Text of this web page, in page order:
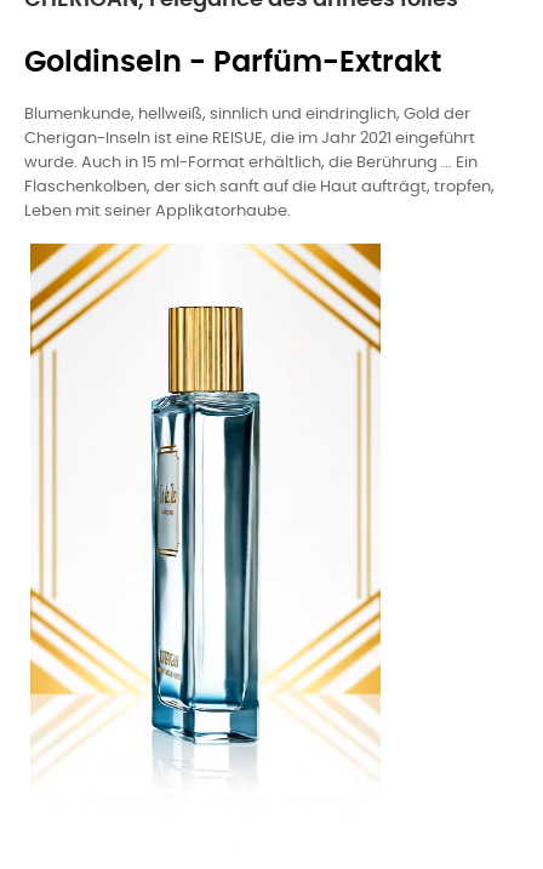
Goldinseln - Parfüm-Extrakt
Blumenkunde, hellweiß, sinnlich und eindringlich, Gold der
Cherigan-Inseln ist eine REISUE, die im Jahr 2021 eingeführt
wurde. Auch in 15 ml-Format erhältlich, die Berührung ... Ein
Flaschenkolben, der sich sanft auf die Haut aufträgt, tropfen,
Leben mit seiner Applikatorhaube.